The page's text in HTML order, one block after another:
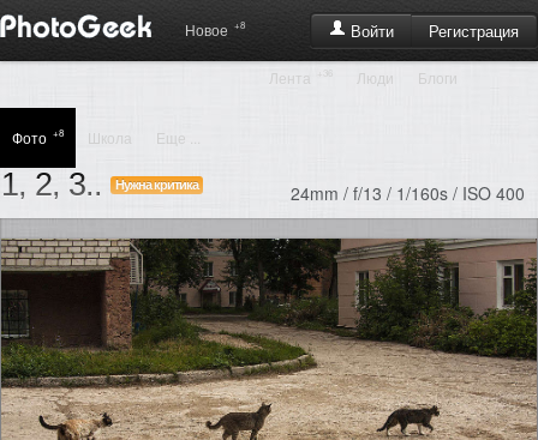
Войти Регистрация
Новое +8
Лента Люди Блоги
Фото +8 Школа Еще ...
1, 2, 3.. Нужна критика 24mm / f/13 / 1/160s / ISO 400